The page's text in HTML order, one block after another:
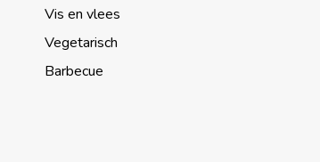
Vis en vlees
Vegetarisch
Barbecue